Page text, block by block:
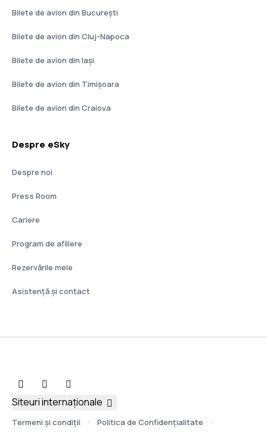
Bilete de avion din București
Bilete de avion din Cluj-Napoca
Bilete de avion din Iași
Bilete de avion din Timișoara
Bilete de avion din Craiova
Despre eSky
Despre noi
Press Room
Cariere
Program de afiliere
Rezervările mele
Asistenţă şi contact
Termeni şi condiţii Politica de Confidențialitate
Siteuri internaționale